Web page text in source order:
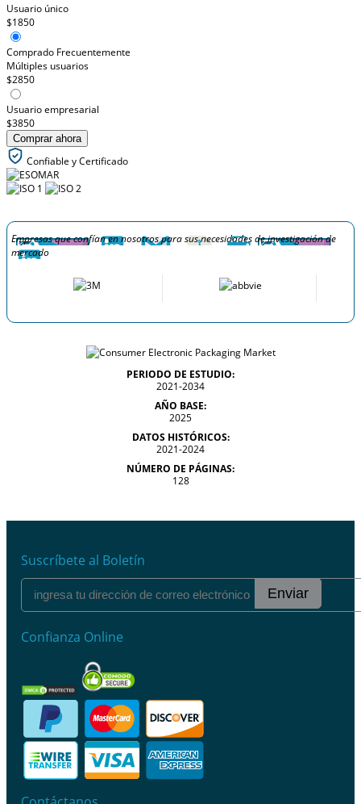
Usuario único
$1850
Comprado Frecuentemente
Múltiples usuarios
$2850
Usuario empresarial
$3850
Comprar ahora
Confiable y Certificado
Empresas que confían en nosotros para sus necesidades de investigación de
mercado
PERIODO DE ESTUDIO:
2021-2034
AÑO BASE:
2025
DATOS HISTÓRICOS:
2021-2024
NÚMERO DE PÁGINAS:
128
Suscríbete al Boletín
Enviar
Confianza Online